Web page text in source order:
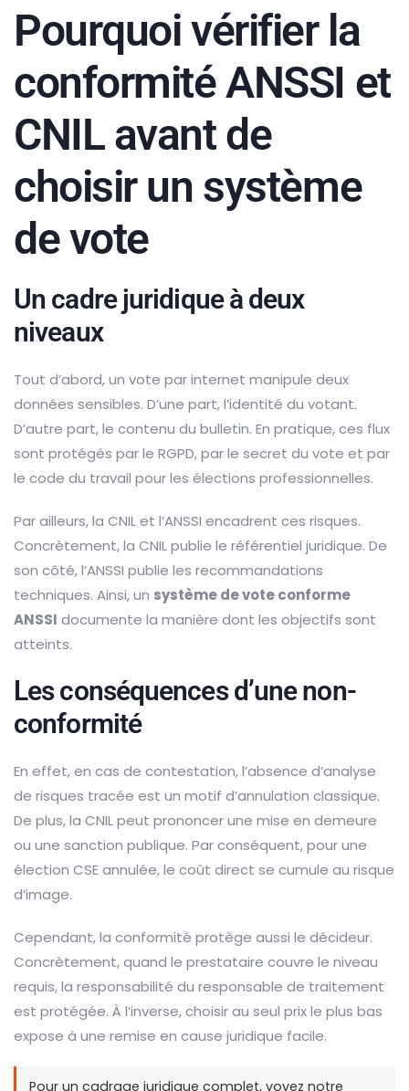
Pourquoi vérifier la
conformité ANSSI et
CNIL avant de
choisir un système
de vote
Un cadre juridique à deux
niveaux
Tout d’abord, un vote par internet manipule deux
données sensibles. D’une part, l’identité du votant.
D’autre part, le contenu du bulletin. En pratique, ces flux
sont protégés par le RGPD, par le secret du vote et par
le code du travail pour les élections professionnelles.
Par ailleurs, la CNIL et l’ANSSI encadrent ces risques.
Concrètement, la CNIL publie le référentiel juridique. De
son côté, l’ANSSI publie les recommandations
techniques. Ainsi, un système de vote conforme
ANSSI documente la manière dont les objectifs sont
atteints.
Les conséquences d’une non-
conformité
En effet, en cas de contestation, l’absence d’analyse
de risques tracée est un motif d’annulation classique.
De plus, la CNIL peut prononcer une mise en demeure
ou une sanction publique. Par conséquent, pour une
élection CSE annulée, le coût direct se cumule au risque
d’image.
Cependant, la conformité protège aussi le décideur.
Concrètement, quand le prestataire couvre le niveau
requis, la responsabilité du responsable de traitement
est protégée. À l’inverse, choisir au seul prix le plus bas
expose à une remise en cause juridique facile.
Pour un cadrage juridique complet, voyez notre